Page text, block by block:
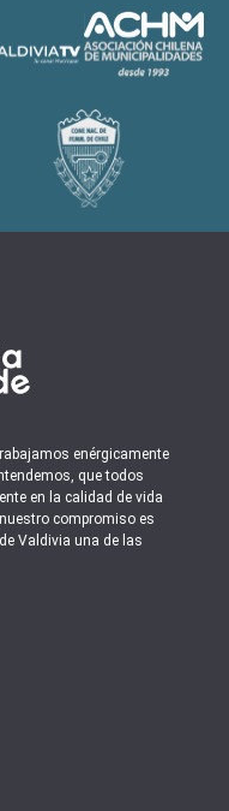
enérgicamente
que todos
en la calidad de vida
compromiso es
Valdivia una de las